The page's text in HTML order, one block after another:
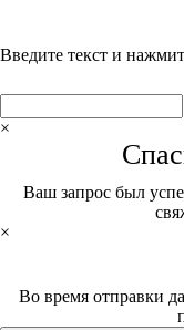
Введите текст и
×
Ваш запрос был
×
Во время отправки